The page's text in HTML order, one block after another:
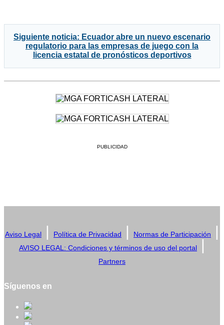
Siguiente noticia: Ecuador abre un nuevo escenario
regulatorio para las empresas de juego con la
licencia estatal de pronósticos deportivos
PUBLICIDAD
Aviso Legal Política de Privacidad Normas de Participación
AVISO LEGAL: Condiciones y términos de uso del portal
Partners
Síguenos en